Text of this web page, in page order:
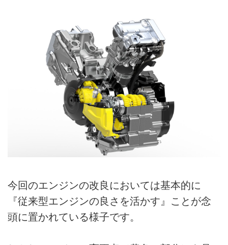
今回のエンジンの改良においては基本的に
『従来型エンジンの良さを活かす』ことが念
頭に置かれている様子です。